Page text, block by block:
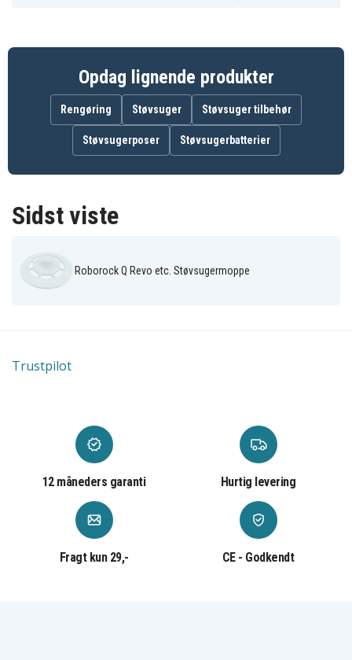
Opdag lignende produkter
Rengøring Støvsuger Støvsuger tilbehør
Støvsugerposer Støvsugerbatterier
Sidst viste
Roborock Q Revo etc. Støvsugermoppe
Trustpilot
12 måneders garanti Hurtig levering
Fragt kun 29,- CE - Godkendt